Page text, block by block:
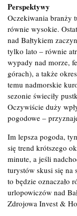
Perspektywy
Oczekiwania branży
równie wysokie.
nad Bałtykiem
tylko lato – równie
wypady nad morze,
górach), a także
temu nadmorskie
sezonie świeciły
Oczywiście duży
pogodowe –
Im lepsza pogoda,
się trend krótszego
minute, a jeśli
turystów skusi się na
to będzie oznaczało
urlopowiczów nad
Zdrojowa Invest &